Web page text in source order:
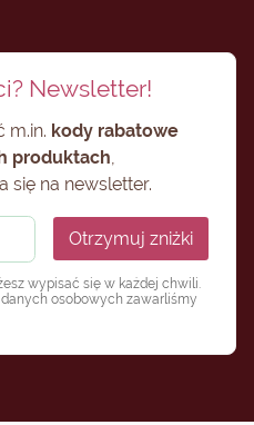
Newsletter!
m.in. kody rabatowe
produktach
się na newsletter.
Otrzymuj zniżki
wypisać się w każdej chwili.
osobowych zawarliśmy